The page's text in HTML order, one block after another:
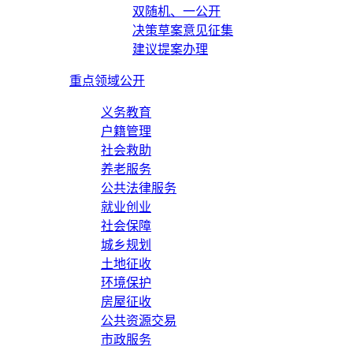
双随机、一公开
决策草案意见征集
建议提案办理
重点领域公开
义务教育
户籍管理
社会救助
养老服务
公共法律服务
就业创业
社会保障
城乡规划
土地征收
环境保护
房屋征收
公共资源交易
市政服务